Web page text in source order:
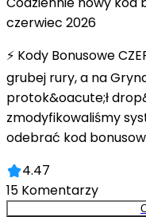
czerwiec 2026
⚡ Kody Bonusowe
grubej rury, a na
protok&oacute;ł
zmodyfikowaliśmy
odebrać kod
4.47
15 Komentarzy